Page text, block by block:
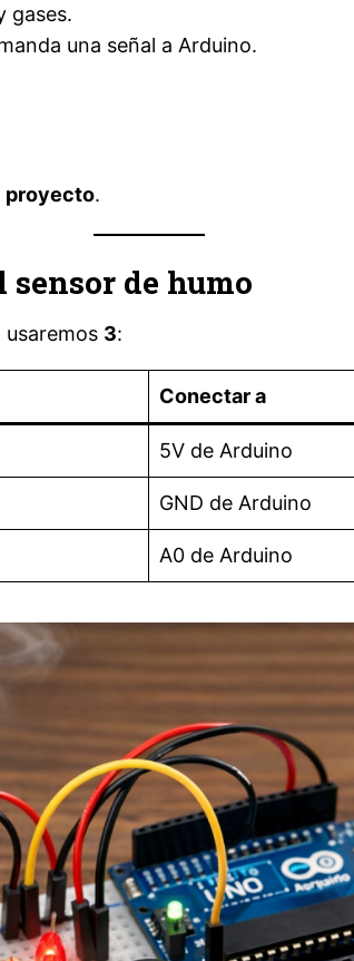
gases.
una señal a Arduino.
proyecto.
sensor de humo
usaremos 3:
Conectar a
5V de Arduino
GND de Arduino
A0 de Arduino